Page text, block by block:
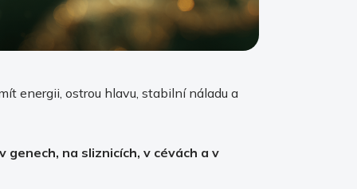
energii, ostrou hlavu, stabilní náladu a
genech, na sliznicích, v cévách a v